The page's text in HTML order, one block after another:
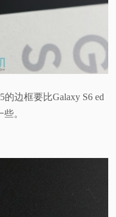
边框要比Galaxy S6 ed
。